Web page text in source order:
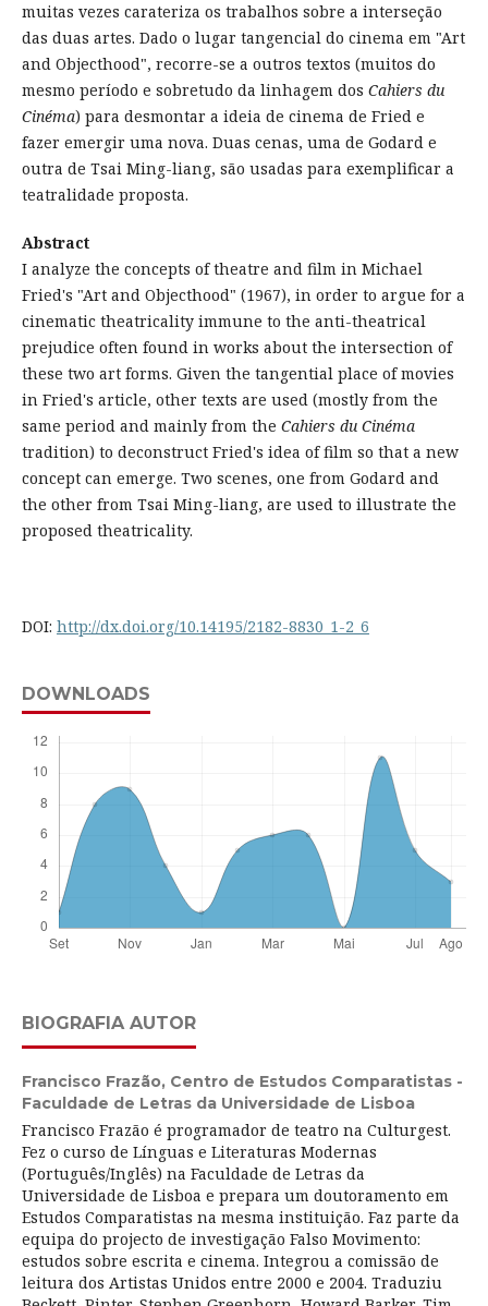
muitas vezes carateriza os trabalhos sobre a interseção
das duas artes. Dado o lugar tangencial do cinema em "Art
and Objecthood", recorre-se a outros textos (muitos do
mesmo período e sobretudo da linhagem dos Cahiers du
Cinéma) para desmontar a ideia de cinema de Fried e
fazer emergir uma nova. Duas cenas, uma de Godard e
outra de Tsai Ming-liang, são usadas para exemplificar a
teatralidade proposta.
Abstract
I analyze the concepts of theatre and film in Michael
Fried's "Art and Objecthood" (1967), in order to argue for a
cinematic theatricality immune to the anti-theatrical
prejudice often found in works about the intersection of
these two art forms. Given the tangential place of movies
in Fried's article, other texts are used (mostly from the
same period and mainly from the Cahiers du Cinéma
tradition) to deconstruct Fried's idea of film so that a new
concept can emerge. Two scenes, one from Godard and
the other from Tsai Ming-liang, are used to illustrate the
proposed theatricality.
DOI: http://dx.doi.org/10.14195/2182-8830_1-2_6
DOWNLOADS
BIOGRAFIA AUTOR
Francisco Frazão, Centro de Estudos Comparatistas -
Faculdade de Letras da Universidade de Lisboa
Francisco Frazão é programador de teatro na Culturgest.
Fez o curso de Línguas e Literaturas Modernas
(Português/Inglês) na Faculdade de Letras da
Universidade de Lisboa e prepara um doutoramento em
Estudos Comparatistas na mesma instituição. Faz parte da
equipa do projecto de investigação Falso Movimento:
estudos sobre escrita e cinema. Integrou a comissão de
leitura dos Artistas Unidos entre 2000 e 2004. Traduziu